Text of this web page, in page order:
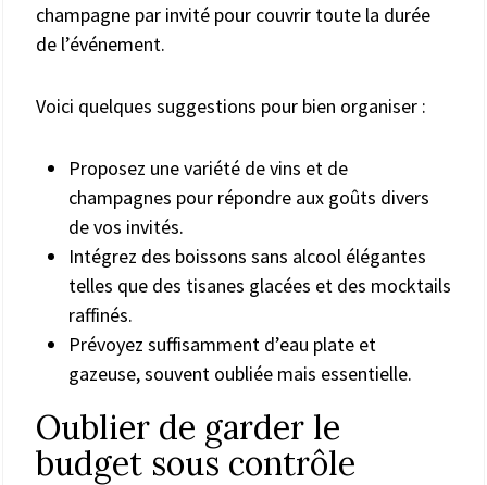
champagne par invité pour couvrir toute la durée
de l’événement.
Voici quelques suggestions pour bien organiser :
Proposez une variété de vins et de
champagnes pour répondre aux goûts divers
de vos invités.
Intégrez des boissons sans alcool élégantes
telles que des tisanes glacées et des mocktails
raffinés.
Prévoyez suffisamment d’eau plate et
gazeuse, souvent oubliée mais essentielle.
Oublier de garder le
budget sous contrôle